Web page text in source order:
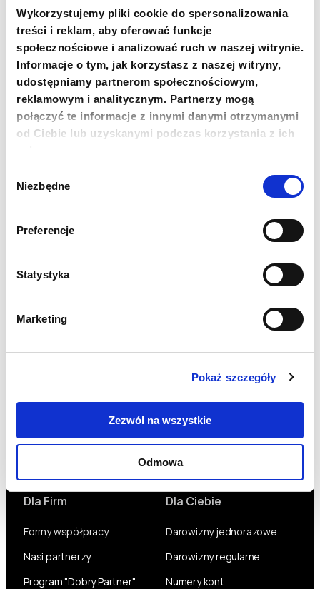
Wykorzystujemy pliki cookie do spersonalizowania
treści i reklam, aby oferować funkcje
społecznościowe i analizować ruch w naszej witrynie.
Informacje o tym, jak korzystasz z naszej witryny,
udostępniamy partnerom społecznościowym,
reklamowym i analitycznym. Partnerzy mogą
połączyć te informacje z innymi danymi otrzymanymi
od Ciebie lub uzyskanymi podczas korzystania z ich
usług.
zgody
Niezbędne
Preferencje
Statystyka
Marketing
Pokaż szczegóły
Zezwól na wszystkie
Odmowa
Nazwisko
Zgadzam się na przetwarzanie moich danych
osobowych przez Fundację Polskie Centrum Pomocy
Międzynarodowej z siedzibą w Warszawie w celu
otrzymywania drogą elektroniczną (e-mail) newslettera
Administratorem danych osobowych jest Fundacja Polskie
Centrum Pomocy Międzynarodowej z siedzibą w Warszawie.
dotyczących działalności Fundacji. Masz prawo do: uzyskania
dostępu do danych osobowych, ich sprostowania, usunięcia,
nie wpływa na legalność przetwarzania dokonanego przed
wycofaniem zgody). Szczegóły dotyczące danych osobowych
Co nowego?
Dla Firm
Formy współpracy
Nasi partnerzy
Program "Dobry Partner"
Dla Ciebie
Darowizny jednorazowe
Darowizny regularne
Numery kont